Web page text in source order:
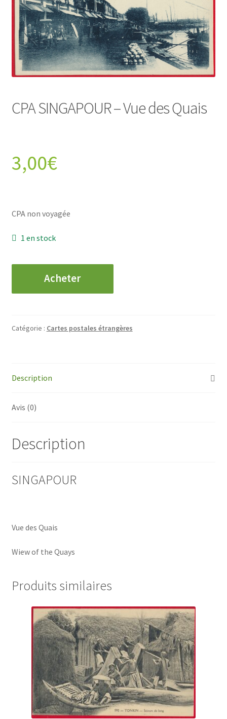
CPA SINGAPOUR – Vue des Quais
3,00€
CPA non voyagée
1 en stock
CPA
Vue
Acheter
Catégorie : Cartes postales étrangères
Description
Avis (0)
Description
SINGAPOUR
Vue des Quais
Wiew of the Quays
Produits similaires